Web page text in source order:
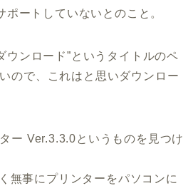
ートしていないとのこと。
ンロード”というタイトルのペ
で、これはと思いダウンロー
ー Ver.3.3.0というものを見つけ
無事にプリンターをパソコンに